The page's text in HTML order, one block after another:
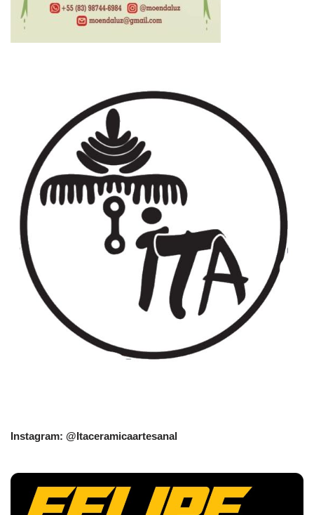
Instagram: @Itaceramicaartesanal